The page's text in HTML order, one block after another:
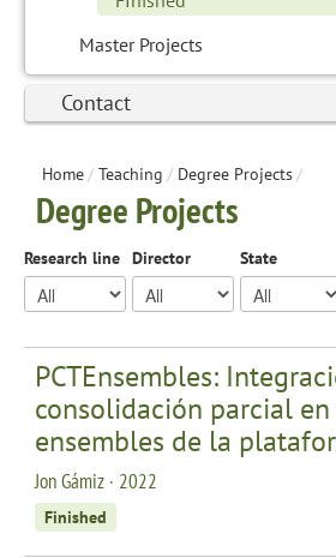
Master Projects
Contact
Home/ Teaching / Degree Projects/
Degree Projects
Research line Director State
PCTEnsembles:
consolidación parcial
ensembles de la
Jon Gámiz · 2022
Finished